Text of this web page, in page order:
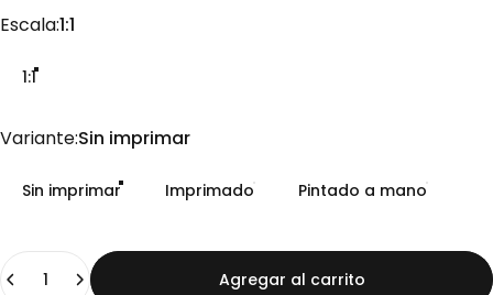
Escala
Escala:1:1
1:1
Variante
Variante:Sin imprimar
Sin imprimar Imprimado Pintado a mano
Agregar al carrito